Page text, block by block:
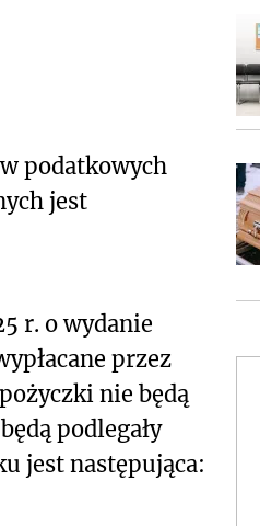
podatkowych
jest
r. o wydanie
przez
nie będą
podlegały
jest następująca: